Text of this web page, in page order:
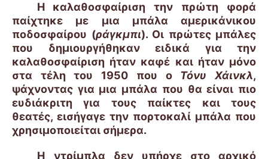
Η καλαθοσφαίριση την πρώτη φορά
παίχτηκε με μια μπάλα αμερικάνικου
ποδοσφαίρου (ράγκμπι). Οι πρώτες μπάλες
που δημιουργήθηκαν ειδικά για την
καλαθοσφαίριση ήταν καφέ και ήταν μόνο
στα τέλη του 1950 που ο Τόνυ Χάινκλ,
ψάχνοντας για μια μπάλα που θα είναι πιο
ευδιάκριτη για τους παίκτες και τους
θεατές, εισήγαγε την πορτοκαλί μπάλα που
χρησιμοποιείται σήμερα.
H ντρίμπλα δεν υπήρχε στο αρχικό